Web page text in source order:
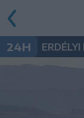
24H ERDÉLYI